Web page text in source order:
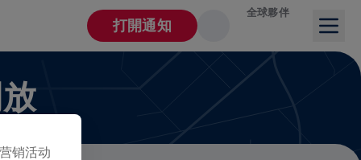
打開通知
全球夥伴
销活动